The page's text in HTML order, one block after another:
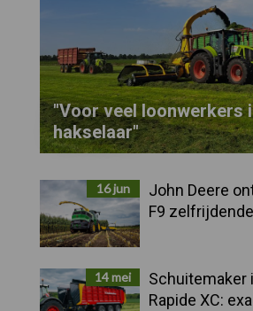
"Voor veel loonwerkers
hakselaar"
16 jun
John Deere
F9
14 mei
Schuitemaker
Rapide XC: